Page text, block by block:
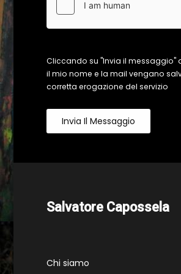
Cliccando su "Invia il messaggio"
il mio nome e la mail vengano
corretta erogazione del servizio
Invia Il Messaggio
Salvatore Capossela
Chi siamo